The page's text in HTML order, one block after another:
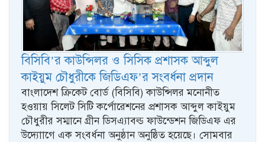
বিসিবি’র কাউন্সিলর ও সিসিক প্রশাসক আব্দুল
কাইয়ুম চৌধুরীকে জিডিএফ’র সংবর্ধনা প্রদান
বাংলাদেশ ক্রিকেট বোর্ড (বিসিবি) কাউন্সিলর মনোনীত
হওয়ায় সিলেট সিটি কর্পোরেশনের প্রশাসক আব্দুল কাইয়ুম
চৌধুরীর সম্মানে গ্রীন ডিসএ্যাবল্ড ফাউন্ডেশন জিডিএফ এর
উদ্যোাগে এক সংবর্ধনা অনুষ্ঠান অনুষ্ঠিত হয়েছে। সোমবার